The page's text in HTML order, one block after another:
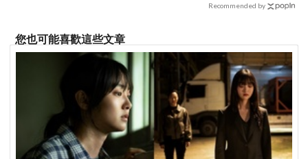
Recommended by
您也可能喜歡這些文章